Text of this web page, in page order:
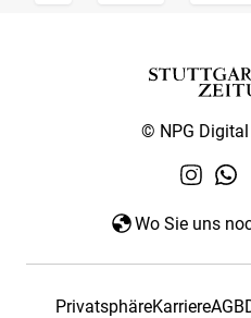
© NPG
Wo Sie uns
PrivatsphäreKarriereAGB